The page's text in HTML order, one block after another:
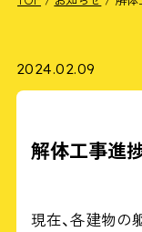
2024.02.09
解体工事進
現在、各建物の